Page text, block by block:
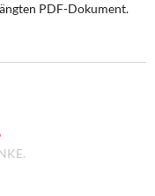
PDF-Dokument.